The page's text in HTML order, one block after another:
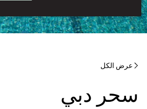
عرض الكل
سحر دبي